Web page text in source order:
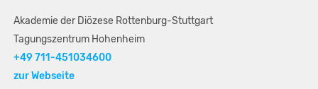
Akademie der Diözese Rottenburg-Stuttgart
Tagungszentrum Hohenheim
+49 711-451034600
zur Webseite